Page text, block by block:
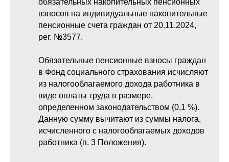
взносов на индивидуальные накопительные
пенсионные счета граждан от 20.11.2024,
рег. №3577.
Обязательные пенсионные взносы граждан
в Фонд социального страхования исчисляют
из налогооблагаемого дохода работника в
виде оплаты труда в размере,
определенном законодательством (0,1 %).
Данную сумму вычитают из суммы налога,
исчисленного с налогооблагаемых доходов
работника (п. 3 Положения).